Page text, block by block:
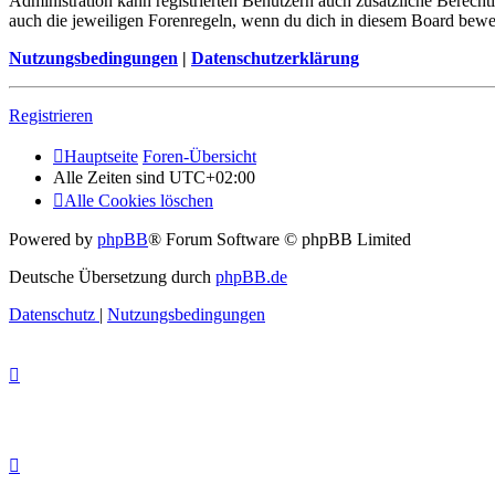
auch die jeweiligen Forenregeln, wenn du dich in diesem Board
Nutzungsbedingungen | Datenschutzerklärung
Registrieren
Hauptseite Foren-Übersicht
Alle Zeiten sind UTC+02:00
Alle Cookies löschen
Powered by phpBB® Forum Software © phpBB Limited
Deutsche Übersetzung durch phpBB.de
Datenschutz | Nutzungsbedingungen